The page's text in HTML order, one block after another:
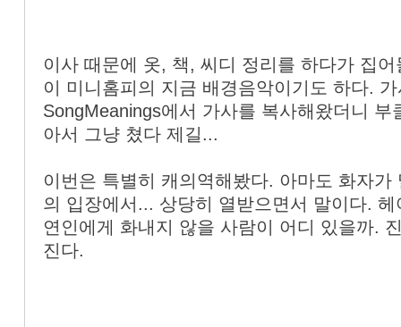
이사 때문에 옷, 책, 씨디 정리를 하다가 집
이 미니홈피의 지금 배경음악이기도 하다.
SongMeanings에서 가사를 복사해왔더니
아서 그냥 쳤다 제길...
이번은 특별히 캐의역해봤다. 아마도 화자
의 입장에서... 상당히 열받으면서 말이다.
연인에게 화내지 않을 사람이 어디 있을까.
진다.